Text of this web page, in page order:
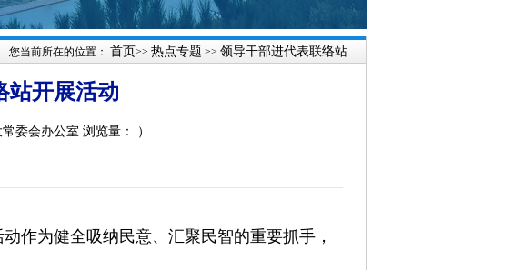
您当前所在的位置： 首页>> 热点专题 >> 领导干部进代表联络站
站开展活动
委会办公室 浏览量： ）
作为健全吸纳民意、汇聚民智的重要抓手，